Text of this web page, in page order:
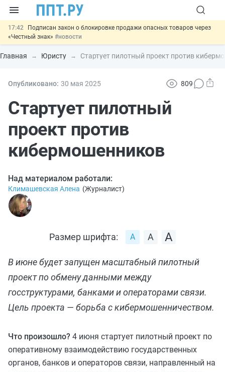
17:42
Подписан закон о блокировке продажи опасных товаров через
«Честный знак» #новости
17:17 Дистанционную работу беременных пропишут в ТК РФ#новости
15:25 Изменят правила контроля за подрядчиками ИЖС с эскроу-
11:31
Разработают единые критерии трудовых и ГПХ-
отношений #новости
Главная Юристу Стартует пилотный проект против
Опубликовано: 30 мая 2025 809
Стартует пилотный
проект против
кибермошенников
Над материалом работали:
Климашевская Алена (Журналист)
Размер шрифта:
В июне будет запущен масштабный пилотный
проект по обмену данными между
госструктурами, банками и операторами связи.
Цель проекта — борьба с кибермошенничеством.
Что произошло? 4 июня стартует пилотный проект по
оперативному взаимодействию государственных
органов, банков и операторов связи, направленный на